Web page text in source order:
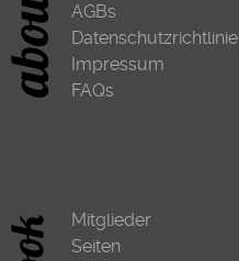
AGBs
Datenschutzrichtlinie
Impressum
FAQs
Mitglieder
Seiten